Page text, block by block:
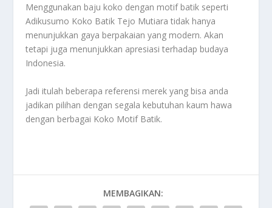
Menggunakan baju koko dengan motif batik seperti
Adikusumo Koko Batik Tejo Mutiara tidak hanya
menunjukkan gaya berpakaian yang modern. Akan
tetapi juga menunjukkan apresiasi terhadap budaya
Indonesia.
Jadi itulah beberapa referensi merek yang bisa anda
jadikan pilihan dengan segala kebutuhan kaum hawa
dengan berbagai Koko Motif Batik.
MEMBAGIKAN: